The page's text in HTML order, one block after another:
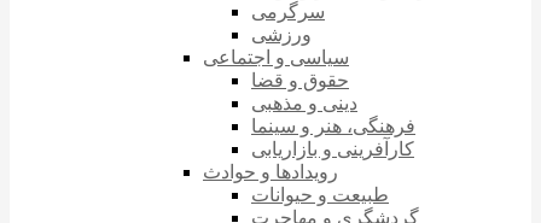
سرگرمی
ورزشی
سیاسی و اجتماعی
حقوق و قضا
دینی و مذهبی
فرهنگی، هنر و سینما
کارآفرینی و بازاریابی
رویدادها و حوادث
طبیعت و حیوانات
گردشگری و مهاجرت